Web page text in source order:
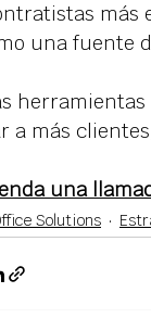
más
una fuente
a más
una
Solutions